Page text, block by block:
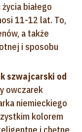
białego
11-12 lat. To,
a także
i sposobu
szwajcarski od
owczarek
niemieckiego
kolorem
i chętne